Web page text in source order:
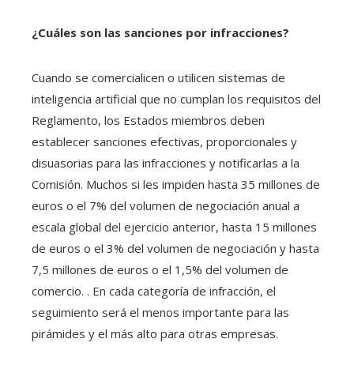
¿Cuáles son las sanciones por infracciones?
Cuando se comercialicen o utilicen sistemas de
inteligencia artificial que no cumplan los requisitos del
Reglamento, los Estados miembros deben
establecer sanciones efectivas, proporcionales y
disuasorias para las infracciones y notificarlas a la
Comisión. Muchos si les impiden hasta 35 millones de
euros o el 7% del volumen de negociación anual a
escala global del ejercicio anterior, hasta 15 millones
de euros o el 3% del volumen de negociación y hasta
7,5 millones de euros o el 1,5% del volumen de
comercio. . En cada categoría de infracción, el
seguimiento será el menos importante para las
pirámides y el más alto para otras empresas.